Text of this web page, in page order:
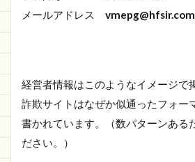
メールアドレス vmepg@hfsir.com
経営者情報はこのようなイメージで
詐欺サイトはなぜか似通ったフォー
書かれています。（数パターンある
ださい。）